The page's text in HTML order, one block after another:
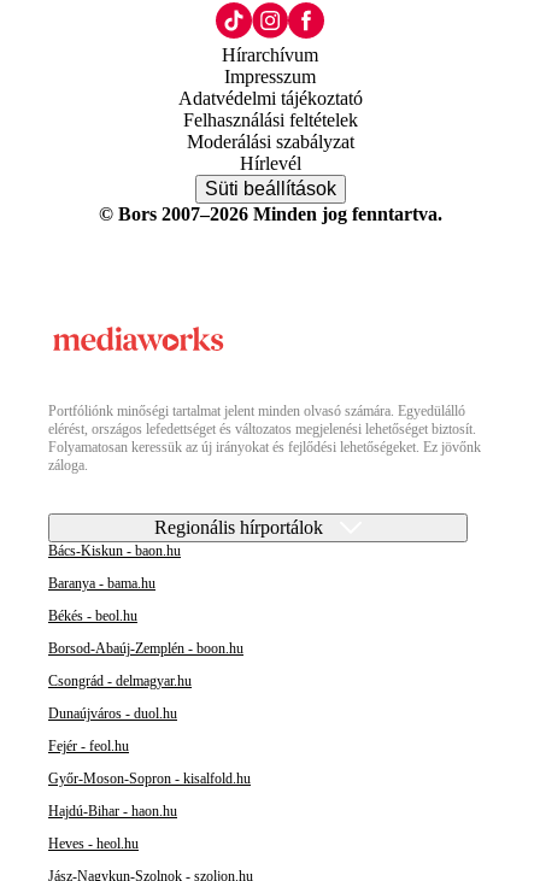
Hírarchívum
Impresszum
Adatvédelmi tájékoztató
Felhasználási feltételek
Moderálási szabályzat
Hírlevél
Süti beállítások
© Bors 2007–2026 Minden jog fenntartva.
Portfóliónk minőségi tartalmat jelent minden olvasó számára. Egyedülálló
elérést, országos lefedettséget és változatos megjelenési lehetőséget biztosít.
Folyamatosan keressük az új irányokat és fejlődési lehetőségeket. Ez jövőnk
záloga.
Regionális hírportálok
Bács-Kiskun - baon.hu
Baranya - bama.hu
Békés - beol.hu
Borsod-Abaúj-Zemplén - boon.hu
Csongrád - delmagyar.hu
Dunaújváros - duol.hu
Fejér - feol.hu
Győr-Moson-Sopron - kisalfold.hu
Hajdú-Bihar - haon.hu
Heves - heol.hu
Jász-Nagykun-Szolnok - szoljon.hu